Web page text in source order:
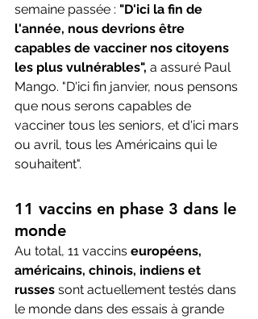
semaine passée : "D'ici la fin de
l'année, nous devrions être
capables de vacciner nos citoyens
les plus vulnérables", a assuré Paul
Mango. "D'ici fin janvier, nous pensons
que nous serons capables de
vacciner tous les seniors, et d'ici mars
ou avril, tous les Américains qui le
souhaitent".
11 vaccins en phase 3 dans le
monde
Au total, 11 vaccins européens,
américains, chinois, indiens et
russes sont actuellement testés dans
le monde dans des essais à grande